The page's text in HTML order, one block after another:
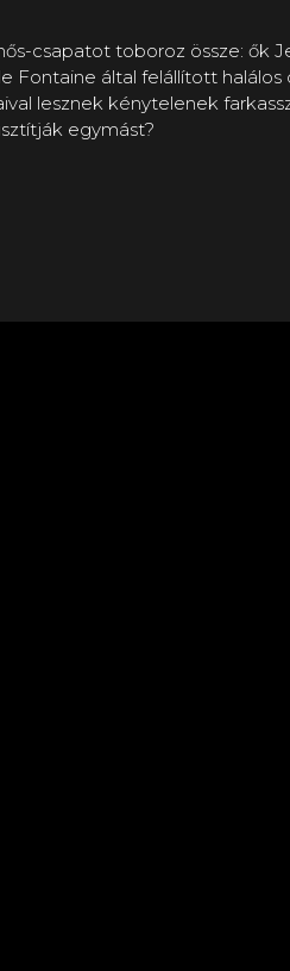
csapatot toboroz össze: ők
Fontaine által felállított
lesznek kénytelenek
egymást?